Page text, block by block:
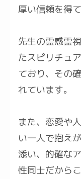
厚い信頼を得て
先生の霊感霊
たスピリチュ
ており、その
れています。
また、恋愛や
い一人で抱え
添い、的確な
性同士だから